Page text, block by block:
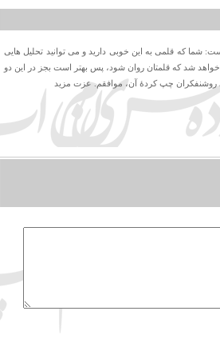
شما که قلمی به این خوبی دارید و می توانید تحلیل هایی
خواهد شد که قلمتان روان شود، پس بهتر است بجز در این دو
روشنفکران چپ کردۀ آن، موافقم. عزت مزید